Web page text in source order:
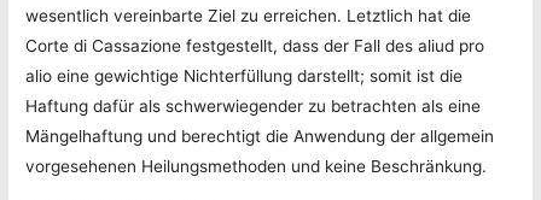
wesentlich vereinbarte Ziel zu erreichen. Letztlich hat die
Corte di Cassazione festgestellt, dass der Fall des aliud pro
alio eine gewichtige Nichterfüllung darstellt; somit ist die
Haftung dafür als schwerwiegender zu betrachten als eine
Mängelhaftung und berechtigt die Anwendung der allgemein
vorgesehenen Heilungsmethoden und keine Beschränkung.